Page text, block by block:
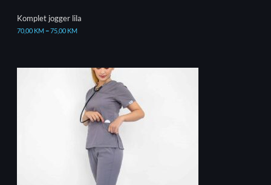
Komplet jogger lila
70,00 KM–75,00 KM